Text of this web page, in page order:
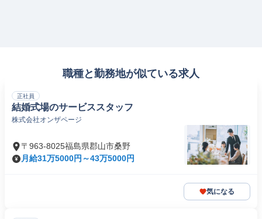
職種と勤務地が似ている求人
正社員
結婚式場のサービススタッフ
株式会社オンザページ
〒963-8025福島県郡山市桑野
月給31万5000円～43万5000円
気になる